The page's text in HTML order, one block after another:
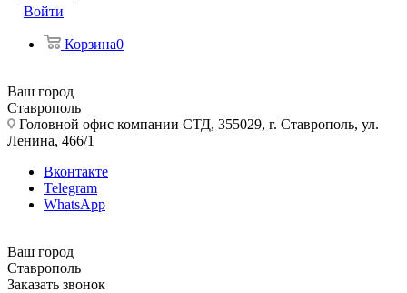
Войти
Корзина0
Ваш город
Ставрополь
Головной офис компании СТД, 355029, г. Ставрополь, ул.
Ленина, 466/1
Вконтакте
Telegram
WhatsApp
Ваш город
Ставрополь
Заказать звонок